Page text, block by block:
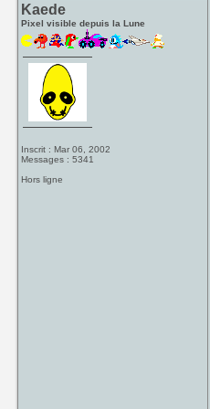
Kaede
Pixel visible depuis la Lune
Inscrit : Mar 06, 2002
Messages : 5341
Hors ligne